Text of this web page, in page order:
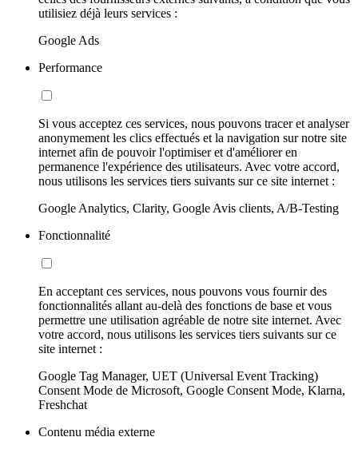
utilisiez déjà leurs services :
Google Ads
Performance
Si vous acceptez ces services, nous pouvons tracer et analyser
anonymement les clics effectués et la navigation sur notre site
internet afin de pouvoir l'optimiser et d'améliorer en
permanence l'expérience des utilisateurs. Avec votre accord,
nous utilisons les services tiers suivants sur ce site internet :
Google Analytics, Clarity, Google Avis clients, A/B-Testing
Fonctionnalité
En acceptant ces services, nous pouvons vous fournir des
fonctionnalités allant au-delà des fonctions de base et vous
permettre une utilisation agréable de notre site internet. Avec
votre accord, nous utilisons les services tiers suivants sur ce
site internet :
Google Tag Manager, UET (Universal Event Tracking)
Consent Mode de Microsoft, Google Consent Mode, Klarna,
Freshchat
Contenu média externe